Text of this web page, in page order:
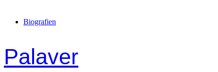
Biografien
Palaver